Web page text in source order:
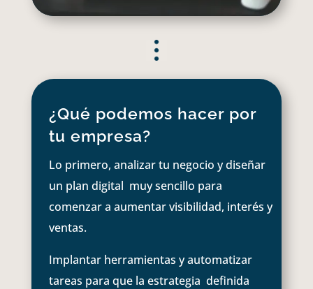
¿Qué podemos hacer por
tu empresa?
Lo primero, analizar tu negocio y diseñar
un plan digital muy sencillo para
comenzar a aumentar visibilidad, interés y
ventas.
Implantar herramientas y automatizar
tareas para que la estrategia definida